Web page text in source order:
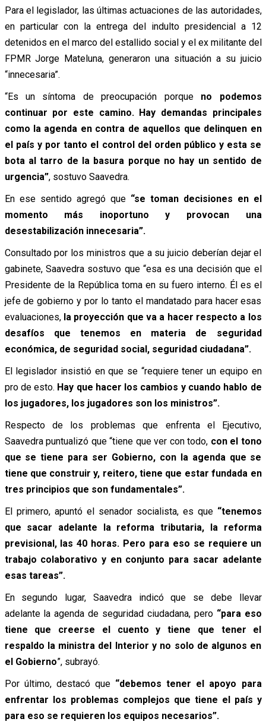
Para el legislador, las últimas actuaciones de las autoridades,
en particular con la entrega del indulto presidencial a 12
detenidos en el marco del estallido social y el ex militante del
FPMR Jorge Mateluna, generaron una situación a su juicio
“innecesaria”.
“Es un síntoma de preocupación porque no podemos
continuar por este camino. Hay demandas principales
como la agenda en contra de aquellos que delinquen en
el país y por tanto el control del orden público y esta se
bota al tarro de la basura porque no hay un sentido de
urgencia”, sostuvo Saavedra.
En ese sentido agregó que “se toman decisiones en el
momento más inoportuno y provocan una
desestabilización innecesaria”.
Consultado por los ministros que a su juicio deberían dejar el
gabinete, Saavedra sostuvo que “esa es una decisión que el
Presidente de la República toma en su fuero interno. Él es el
jefe de gobierno y por lo tanto el mandatado para hacer esas
evaluaciones, la proyección que va a hacer respecto a los
desafíos que tenemos en materia de seguridad
económica, de seguridad social, seguridad ciudadana”.
El legislador insistió en que se “requiere tener un equipo en
pro de esto. Hay que hacer los cambios y cuando hablo de
los jugadores, los jugadores son los ministros”.
Respecto de los problemas que enfrenta el Ejecutivo,
Saavedra puntualizó que “tiene que ver con todo, con el tono
que se tiene para ser Gobierno, con la agenda que se
tiene que construir y, reitero, tiene que estar fundada en
tres principios que son fundamentales”.
El primero, apuntó el senador socialista, es que “tenemos
que sacar adelante la reforma tributaria, la reforma
previsional, las 40 horas. Pero para eso se requiere un
trabajo colaborativo y en conjunto para sacar adelante
esas tareas”.
En segundo lugar, Saavedra indicó que se debe llevar
adelante la agenda de seguridad ciudadana, pero “para eso
tiene que creerse el cuento y tiene que tener el
respaldo la ministra del Interior y no solo de algunos en
el Gobierno”, subrayó.
Por último, destacó que “debemos tener el apoyo para
enfrentar los problemas complejos que tiene el país y
para eso se requieren los equipos necesarios”.